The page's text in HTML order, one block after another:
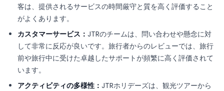
客は、提供されるサービスの時間厳守と質を高く評価すること
がよくあります。
カスタマーサービス： JTRのチームは、問い合わせや懸念に対
して非常に反応が良いです。旅行者からのレビューでは、旅行
前や旅行中に受けた卓越したサポートが頻繁に高く評価されて
います。
アクティビティの多様性： JTRホリデーズは、観光ツアーから